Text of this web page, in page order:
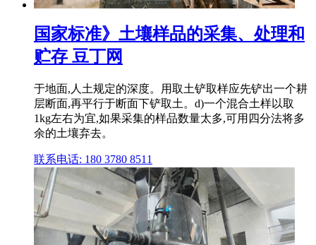
国家标准》土壤样品的采集、处理和
贮存 豆丁网
于地面,人土规定的深度。用取土铲取样应先铲出一个耕
层断面,再平行于断面下铲取土。d)一个混合土样以取
1kg左右为宜,如果采集的样品数量太多,可用四分法将多
余的土壤弃去。
联系电话: 180 3780 8511